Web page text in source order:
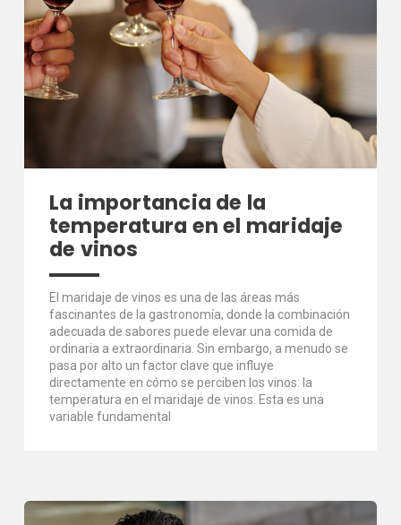
La importancia de la
temperatura en el maridaje
de vinos
El maridaje de vinos es una de las áreas más
fascinantes de la gastronomía, donde la combinación
adecuada de sabores puede elevar una comida de
ordinaria a extraordinaria. Sin embargo, a menudo se
pasa por alto un factor clave que influye
directamente en cómo se perciben los vinos: la
temperatura en el maridaje de vinos. Esta es una
variable fundamental